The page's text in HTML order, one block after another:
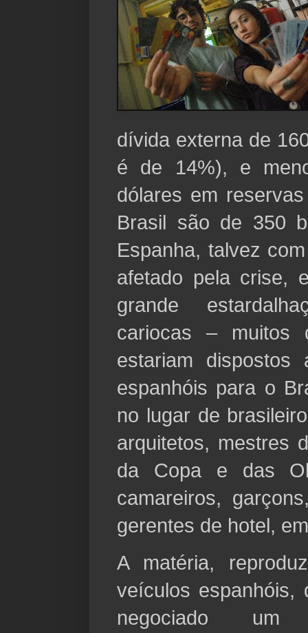
dívida externa de
é de 14%), e
dólares em
Brasil são de 350
Espanha, talvez
afetado pela crise,
grande
cariocas – muitos
estariam
espanhóis para o
no lugar de
arquitetos, mestres
da Copa e das
camareiros,
gerentes de hotel,
A matéria,
veículos espanhóis,
negociado um